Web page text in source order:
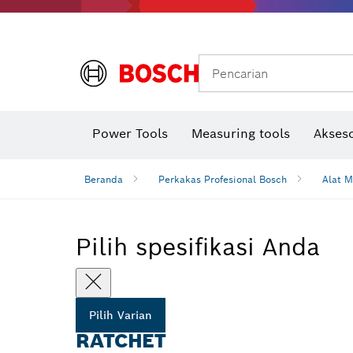
Pencarian
Power Tools Measuring tools
Beranda Perkakas Profesional Bosch Alat
Pilih spesifikasi Anda
Pilih Varian
RATCHET